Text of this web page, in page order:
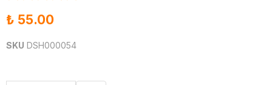
₺ 55.00
SKU DSH000054